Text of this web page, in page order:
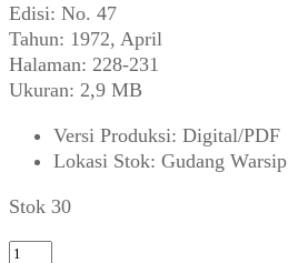
Edisi: No. 47
Tahun: 1972, April
Halaman: 228-231
Ukuran: 2,9 MB
Versi Produksi: Digital/PDF
Lokasi Stok: Gudang Warsip
Stok 30
Kuantitas